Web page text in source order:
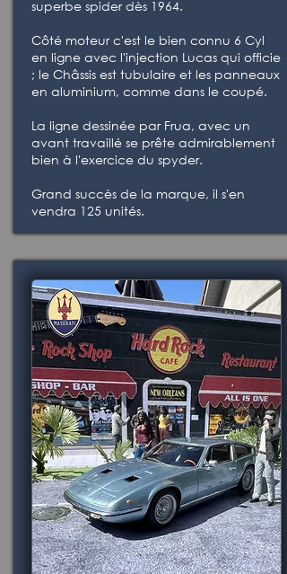
superbe spider dès 1964.
Côté moteur c'est le bien connu 6 Cyl
en ligne avec l'injection Lucas qui officie
; le Châssis est tubulaire et les panneaux
en aluminium, comme dans le coupé.
La ligne dessinée par Frua, avec un
avant travaillé se prête admirablement
bien à l'exercice du spyder.
Grand succès de la marque, il s'en
vendra 125 unités.